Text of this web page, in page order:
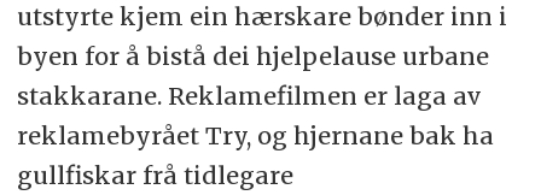
utstyrte kjem ein hærskare bønder inn i
byen for å bistå dei hjelpelause urbane
stakkarane. Reklamefilmen er laga av
reklamebyrået Try, og hjernane bak ha
gullfiskar frå tidlegare